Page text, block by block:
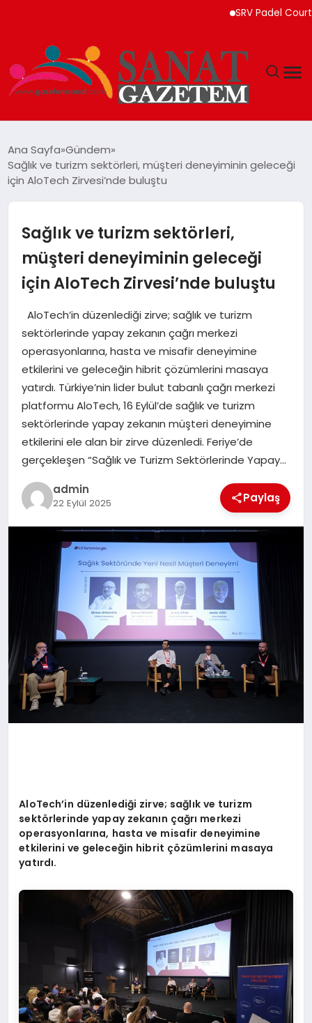
SRV Padel Court,
TEKNOLOJI
SPOR
YAŞAM
EKONOMI
SAĞLIK
DÜNYA
EĞITIM
Ana Sayfa Gündem
Sağlık ve turizm sektörleri, müşteri deneyiminin geleceği
için AloTech Zirvesi’nde buluştu
Sağlık ve turizm sektörleri,
müşteri deneyiminin geleceği
için AloTech Zirvesi’nde buluştu
AloTech’in düzenlediği zirve; sağlık ve turizm
sektörlerinde yapay zekanın çağrı merkezi
operasyonlarına, hasta ve misafir deneyimine
etkilerini ve geleceğin hibrit çözümlerini masaya
yatırdı. Türkiye’nin lider bulut tabanlı çağrı merkezi
platformu AloTech, 16 Eylül’de sağlık ve turizm
sektörlerinde yapay zekanın müşteri deneyimine
etkilerini ele alan bir zirve düzenledi. Feriye’de
gerçekleşen “Sağlık ve Turizm Sektörlerinde Yapay…
admin
22 Eylül 2025 Paylaş
AloTech’in düzenlediği zirve; sağlık ve turizm
sektörlerinde yapay zekanın çağrı merkezi
operasyonlarına, hasta ve misafir deneyimine
etkilerini ve geleceğin hibrit çözümlerini masaya
yatırdı.